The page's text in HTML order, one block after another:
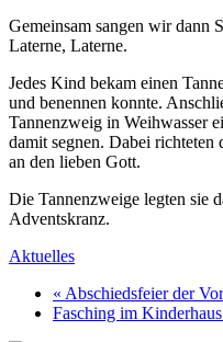
Gemeinsam sangen wir dann
Laterne, Laterne.
Jedes Kind bekam einen
und benennen konnte.
Tannenzweig in Weihwasser
damit segnen. Dabei
an den lieben Gott.
Die Tannenzweige legten sie
Adventskranz.
Aktuelles
« Abschiedsfeier der
Fasching im